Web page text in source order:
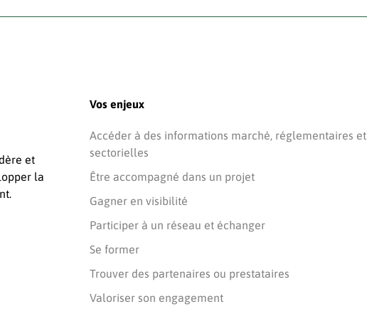
et
la
Vos enjeux
Accéder à des informations marché, réglementaires et
sectorielles
Être accompagné dans un projet
Gagner en visibilité
Participer à un réseau et échanger
Se former
Trouver des partenaires ou prestataires
Valoriser son engagement